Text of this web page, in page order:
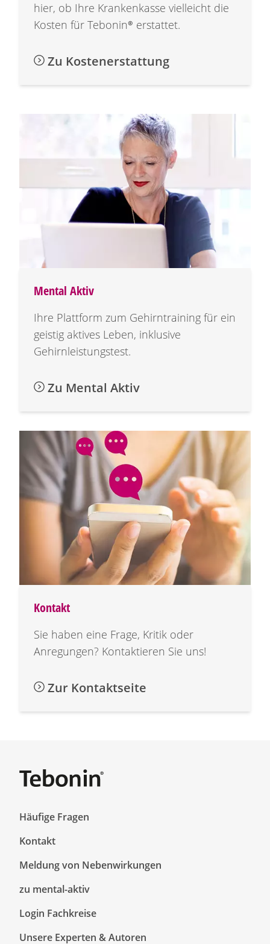
hier, ob Ihre Krankenkasse vielleicht die
Kosten für Tebonin® erstattet.
Zu Kostenerstattung
Mental Aktiv
Ihre Plattform zum Gehirntraining für ein
geistig aktives Leben, inklusive
Gehirnleistungstest.
Zu Mental Aktiv
Kontakt
Sie haben eine Frage, Kritik oder
Anregungen? Kontaktieren Sie uns!
Zur Kontaktseite
F
o
t
r
o
p
Häufige Fragen
Kontakt
Meldung von Nebenwirkungen
F
o
t
zu mental-aktiv
Login Fachkreise
Unsere Experten & Autoren